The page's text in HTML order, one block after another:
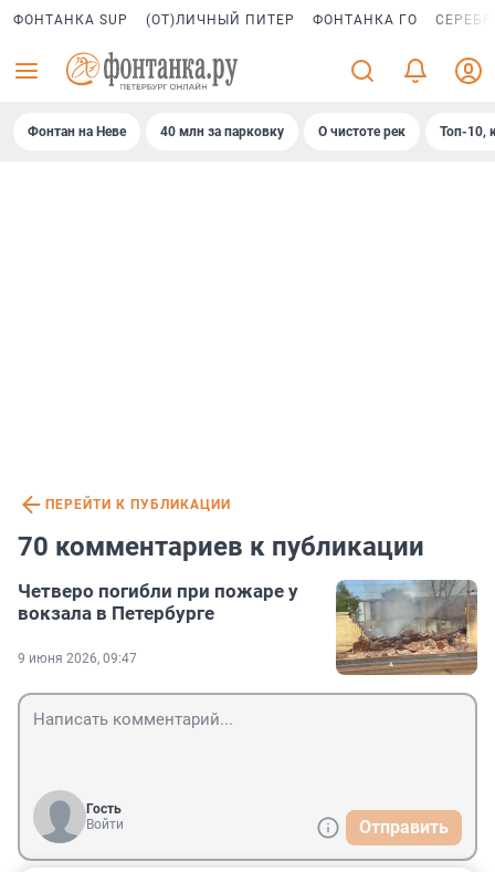
ФОНТАНКА SUP (ОТ)ЛИЧНЫЙ ПИТЕР ФОНТАНКА ГО
Фонтан на Неве 40 млн за парковку О чистоте рек Топ-10,
ПЕРЕЙТИ К ПУБЛИКАЦИИ
70 комментариев к публикации
Четверо погибли при пожаре у
вокзала в Петербурге
9 июня 2026, 09:47
Гость
Войти
Отправить